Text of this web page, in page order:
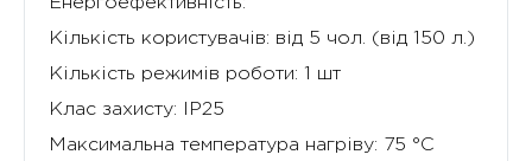
Кількість користувачів: від 5 чол. (від 150 л.)
Кількість режимів роботи: 1 шт
Клас захисту:
IP25
Максимальна температура нагріву: 75 °C